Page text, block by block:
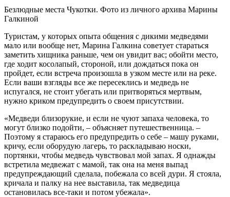
Безлюдные места Чукотки. Фото из личного архива Марины
Галкиной
Туристам, у которых опыта общения с дикими медведями
мало или вообще нет, Марина Галкина советует стараться
заметить хищника раньше, чем он увидит вас; обойти место,
где ходит косолапый, стороной, или дождаться пока он
пройдет, если встреча произошла в узком месте или на реке.
Если ваши взгляды все же пересеклись и медведь не
испугался, не стоит убегать или притворяться мертвым,
нужно криком предупредить о своем присутствии.
«Медведи близорукие, и если не чуют запаха человека, то
могут близко подойти, – объясняет путешественница. –
Поэтому я стараюсь его предупредить о себе – машу руками,
кричу, если оборудую лагерь, то раскладываю носки,
портянки, чтобы медведь чувствовал мой запах. Я однажды
встретила медвежат с мамой, так она на меня выпад
предупреждающий сделала, побежала со всей дури. Я стояла,
кричала и палку на нее выставила, так медведица
остановилась все-таки и потом убежала».